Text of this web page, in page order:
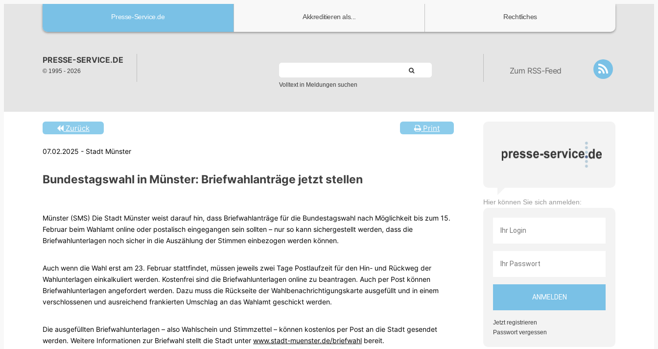
Presse-Service.de Akkreditieren als... Rechtliches
PRESSE-SERVICE.DE
© 1995 - 2026
Volltext in Meldungen suchen
Zum RSS-Feed
Print
Zurück
07.02.2025 - Stadt Münster
Bundestagswahl in Münster: Briefwahlanträge jetzt stellen
Münster (SMS) Die Stadt Münster weist darauf hin, dass Briefwahlanträge für die Bundestagswahl nach Möglichkeit bis zum 15.
Februar beim Wahlamt online oder postalisch eingegangen sein sollten – nur so kann sichergestellt werden, dass die
Briefwahlunterlagen noch sicher in die Auszählung der Stimmen einbezogen werden können.
Auch wenn die Wahl erst am 23. Februar stattfindet, müssen jeweils zwei Tage Postlaufzeit für den Hin- und Rückweg der
Wahlunterlagen einkalkuliert werden. Kostenfrei sind die Briefwahlunterlagen online zu beantragen. Auch per Post können
Briefwahlunterlagen angefordert werden. Dazu muss die Rückseite der Wahlbenachrichtigungskarte ausgefüllt und in einem
verschlossenen und ausreichend frankierten Umschlag an das Wahlamt geschickt werden.
Die ausgefüllten Briefwahlunterlagen – also Wahlschein und Stimmzettel – können kostenlos per Post an die Stadt gesendet
werden. Weitere Informationen zur Briefwahl stellt die Stadt unter www.stadt-muenster.de/briefwahl bereit.
Hier können Sie sich anmelden:
Jetzt registrieren
Passwort vergessen